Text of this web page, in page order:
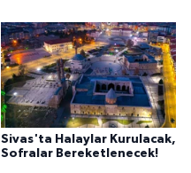
Sivas'ta Halaylar Kurulacak,
Sofralar Bereketlenecek!